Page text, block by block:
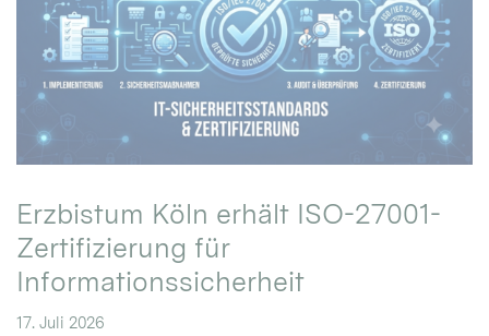
Erzbistum Köln erhält ISO-27001-
Zertifizierung für
Informationssicherheit
17. Juli 2026